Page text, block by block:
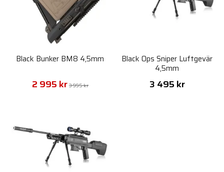
Black Bunker BM8 4,5mm
2 995 kr 3 995 kr
Black Ops Sniper Luftgevär
4,5mm
3 495 kr